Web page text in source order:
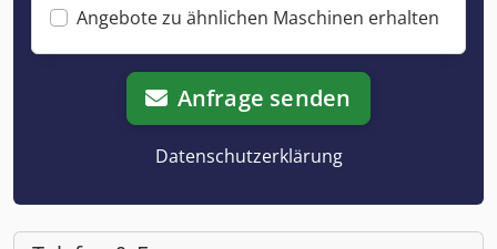
Angebote zu ähnlichen Maschinen erhalten
Anfrage senden
Datenschutzerklärung